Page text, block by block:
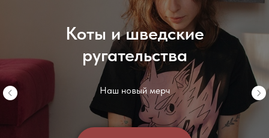
Коты и шведские
ругательства
Наш новый мерч